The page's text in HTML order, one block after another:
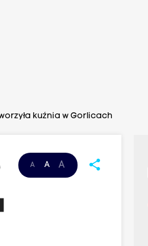
kuźnia w Gorlicach
A A A share